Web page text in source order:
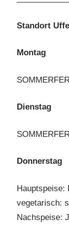
Standort
Montag
Dienstag
Donnerstag
Hauptspeise:
vegetarisch:
Nachspeise: